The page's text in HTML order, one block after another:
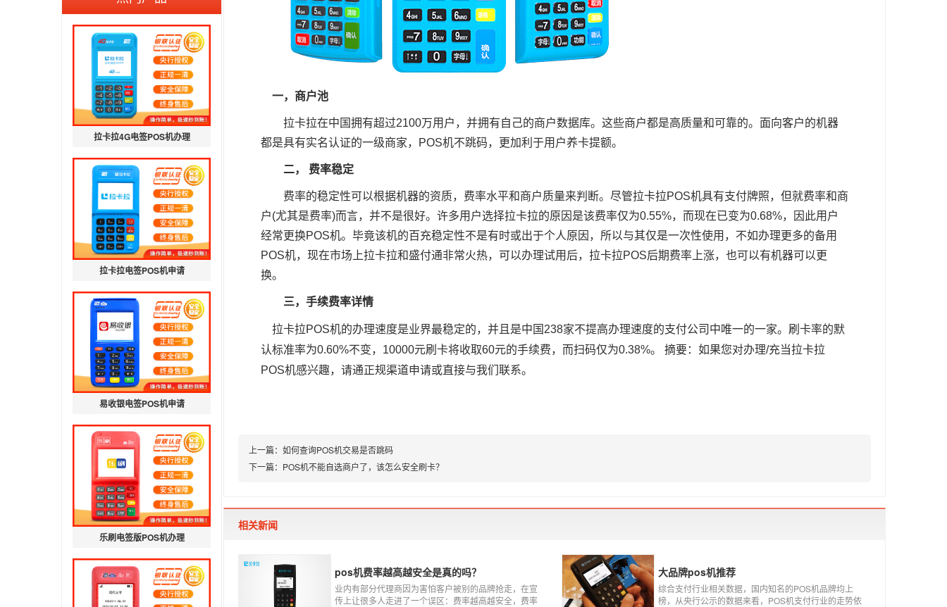
拉卡拉4G电签POS机办理
拉卡拉电签POS机申请
易收银电签POS机申请
乐刷电签版POS机办理
一，商户池
拉卡拉在中国拥有超过2100万用户，并拥有自己的商户数据库。这些商户都是高质量和可靠的。面向客户的机器
都是具有实名认证的一级商家，POS机不跳码，更加利于用户养卡提额。
二， 费率稳定
费率的稳定性可以根据机器的资质，费率水平和商户质量来判断。尽管拉卡拉POS机具有支付牌照，但就费率和商
户(尤其是费率)而言，并不是很好。许多用户选择拉卡拉的原因是该费率仅为0.55%，而现在已变为0.68%，因此用户
经常更换POS机。毕竟该机的百充稳定性不是有时或出于个人原因，所以与其仅是一次性使用，不如办理更多的备用
POS机，现在市场上拉卡拉和盛付通非常火热，可以办理试用后，拉卡拉POS后期费率上涨，也可以有机器可以更
换。
三，手续费率详情
拉卡拉POS机的办理速度是业界最稳定的，并且是中国238家不提高办理速度的支付公司中唯一的一家。刷卡率的默
认标准率为0.60%不变，10000元刷卡将收取60元的手续费，而扫码仅为0.38%。 摘要：如果您对办理/充当拉卡拉
POS机感兴趣，请通正规渠道申请或直接与我们联系。
上一篇： 如何查询POS机交易是否跳码
下一篇： POS机不能自选商户了，该怎么安全刷卡？
相关新闻
pos机费率越高越安全是真的吗？
业内有部分代理商因为害怕客户被别的品牌抢走，在宣
传上让很多人走进了一个误区：费率越高越安全，费率
大品牌pos机推荐
综合支付行业相关数据，国内知名的POS机品牌均上
榜，从央行公示的数据来看，POS机支付行业的走势依